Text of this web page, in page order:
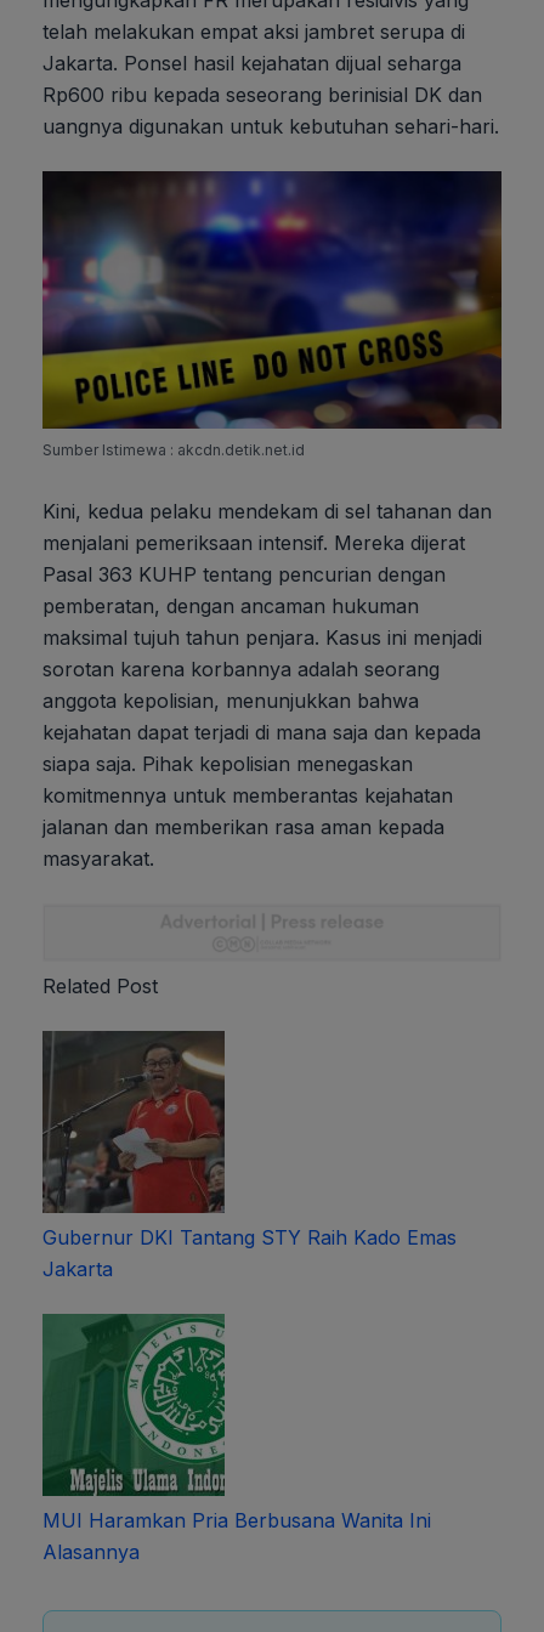
telah melakukan empat aksi jambret serupa di
Jakarta. Ponsel hasil kejahatan dijual seharga
Rp600 ribu kepada seseorang berinisial DK dan
uangnya digunakan untuk kebutuhan sehari-hari.
Sumber Istimewa : akcdn.detik.net.id
Kini, kedua pelaku mendekam di sel tahanan dan
menjalani pemeriksaan intensif. Mereka dijerat
Pasal 363 KUHP tentang pencurian dengan
pemberatan, dengan ancaman hukuman
maksimal tujuh tahun penjara. Kasus ini menjadi
sorotan karena korbannya adalah seorang
anggota kepolisian, menunjukkan bahwa
kejahatan dapat terjadi di mana saja dan kepada
siapa saja. Pihak kepolisian menegaskan
komitmennya untuk memberantas kejahatan
jalanan dan memberikan rasa aman kepada
masyarakat.
Related Post
Gubernur DKI Tantang STY Raih Kado Emas
Jakarta
MUI Haramkan Pria Berbusana Wanita Ini
Alasannya